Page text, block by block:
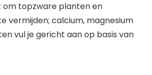
om topzware planten en
vermijden; calcium, magnesium
vul je gericht aan op basis van